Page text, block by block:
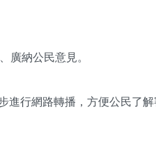
廣納公民意見。
進行網路轉播，方便公民了解